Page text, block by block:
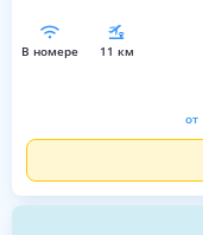
в номере 11 км
от